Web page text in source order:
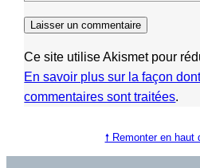
Ce site utilise Akismet pour
En savoir plus sur la façon
commentaires sont traitées.
🠕 Remonter en haut